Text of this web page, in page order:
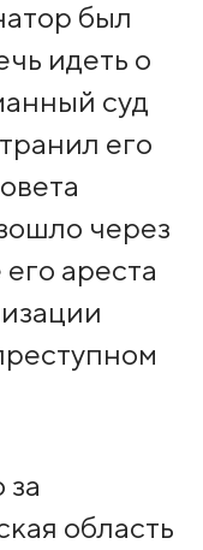
был
идеть о
суд
его
через
ареста
область